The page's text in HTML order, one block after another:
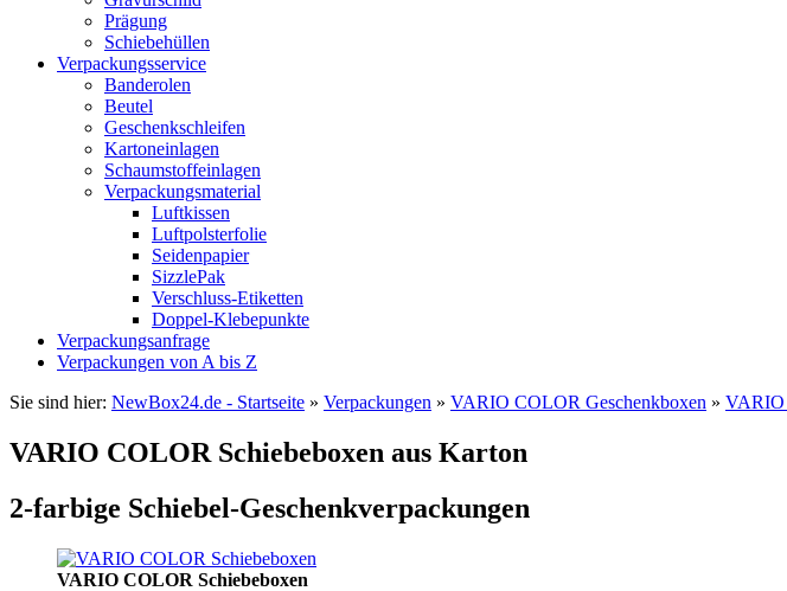
Prägung
Schiebehüllen
Verpackungsservice
Banderolen
Beutel
Geschenkschleifen
Kartoneinlagen
Schaumstoffeinlagen
Verpackungsmaterial
Luftkissen
Luftpolsterfolie
Seidenpapier
SizzlePak
Verschluss-Etiketten
Doppel-Klebepunkte
Verpackungsanfrage
Verpackungen von A bis Z
Sie sind hier: NewBox24.de - Startseite » Verpackungen » VARIO COLOR Geschenkboxen » VARIO
VARIO COLOR Schiebeboxen aus Karton
2-farbige Schiebel-Geschenkverpackungen
VARIO COLOR Schiebeboxen